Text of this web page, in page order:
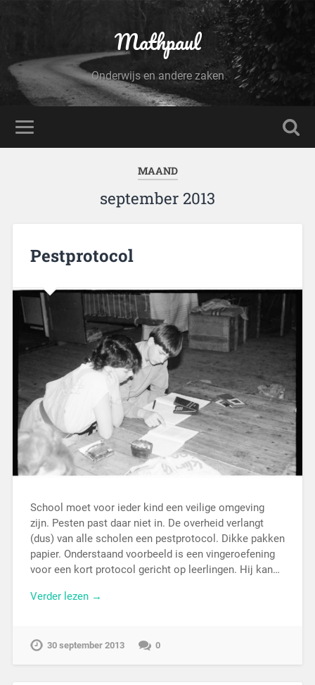
Mathpaul
Onderwijs en andere zaken
MAAND
september 2013
Pestprotocol
School moet voor ieder kind een veilige omgeving
zijn. Pesten past daar niet in. De overheid verlangt
(dus) van alle scholen een pestprotocol. Dikke pakken
papier. Onderstaand voorbeeld is een vingeroefening
voor een kort protocol gericht op leerlingen. Hij kan…
Verder lezen →
30 september 2013 0